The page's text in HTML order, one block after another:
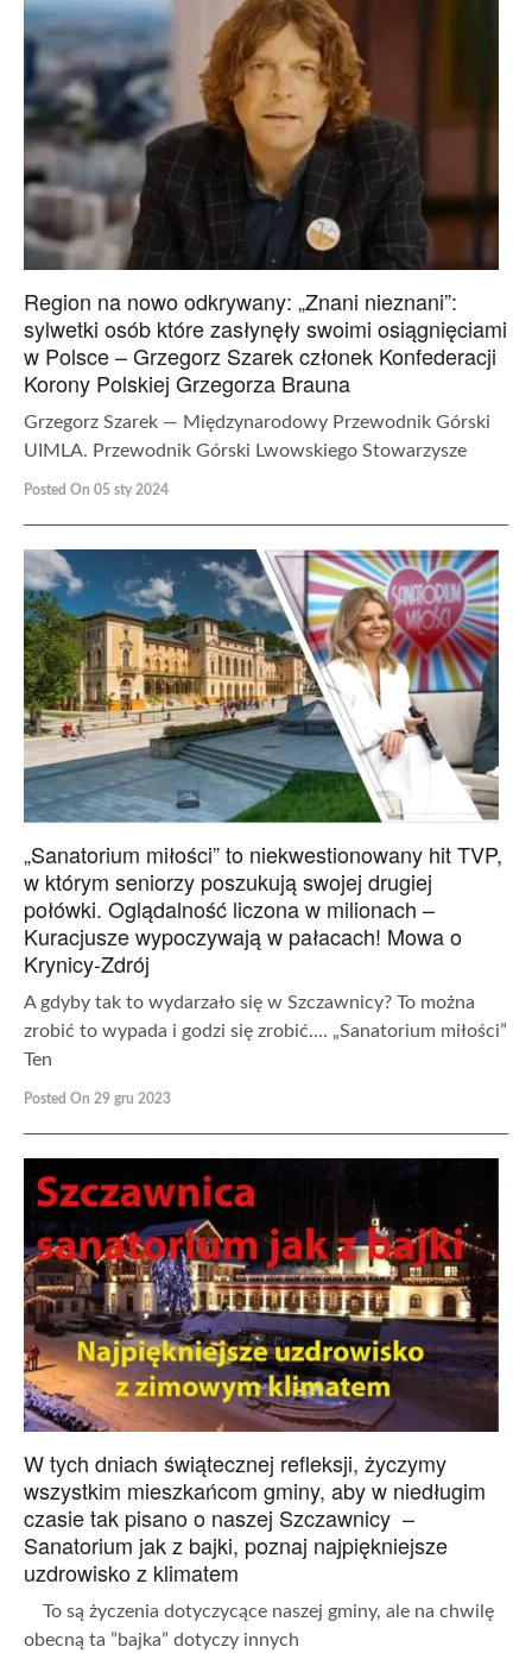
Region na nowo odkrywany: „Znani nieznani”:
sylwetki osób które zasłynęły swoimi osiągnięciami
w Polsce – Grzegorz Szarek członek Konfederacji
Korony Polskiej Grzegorza Brauna
Grzegorz Szarek — Międzynarodowy Przewodnik Górski
UIMLA. Przewodnik Górski Lwowskiego Stowarzysze
Posted On 05 sty 2024
„Sanatorium miłości” to niekwestionowany hit TVP,
w którym seniorzy poszukują swojej drugiej
połówki. Oglądalność liczona w milionach –
Kuracjusze wypoczywają w pałacach! Mowa o
Krynicy-Zdrój
A gdyby tak to wydarzało się w Szczawnicy? To można
zrobić to wypada i godzi się zrobić…. „Sanatorium miłości”
Ten
Posted On 29 gru 2023
W tych dniach świątecznej refleksji, życzymy
wszystkim mieszkańcom gminy, aby w niedługim
czasie tak pisano o naszej Szczawnicy –
Sanatorium jak z bajki, poznaj najpiękniejsze
uzdrowisko z klimatem
To są życzenia dotyczycące naszej gminy, ale na chwilę
obecną ta ”bajka” dotyczy innych